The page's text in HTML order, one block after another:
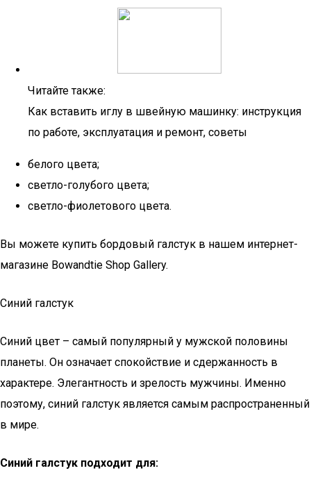
Читайте также:
Как вставить иглу в швейную машинку: инструкция
по работе, эксплуатация и ремонт, советы
белого цвета;
светло-голубого цвета;
светло-фиолетового цвета.
Вы можете купить бордовый галстук в нашем интернет-
магазине Bowandtie Shop Gallery.
Синий галстук
Синий цвет – самый популярный у мужской половины
планеты. Он означает спокойствие и сдержанность в
характере. Элегантность и зрелость мужчины. Именно
поэтому, синий галстук является самым распространенный
в мире.
Синий галстук подходит для: